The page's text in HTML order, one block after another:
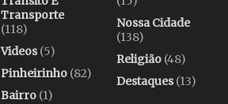
Transporte
(118)
Videos(5)
Pinheirinho (82)
Bairro (1)
Nossa Cidade
(138)
Religião (48)
Destaques(13)